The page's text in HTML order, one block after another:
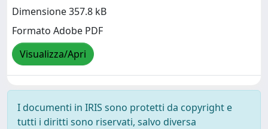
Dimensione 357.8 kB
Formato Adobe PDF
Visualizza/Apri
I documenti in IRIS sono protetti da copyright e
tutti i diritti sono riservati, salvo diversa